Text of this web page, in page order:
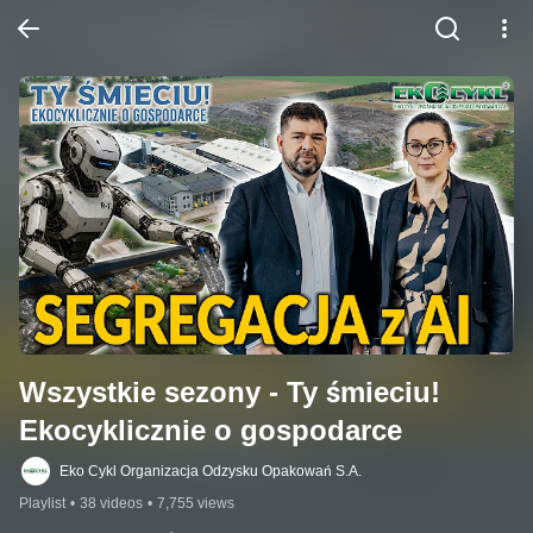
Wszystkie sezony - Ty śmieciu!
Ekocyklicznie o gospodarce
Eko Cykl Organizacja Odzysku Opakowań S.A.
Playlist • 38 videos • 7,755 views